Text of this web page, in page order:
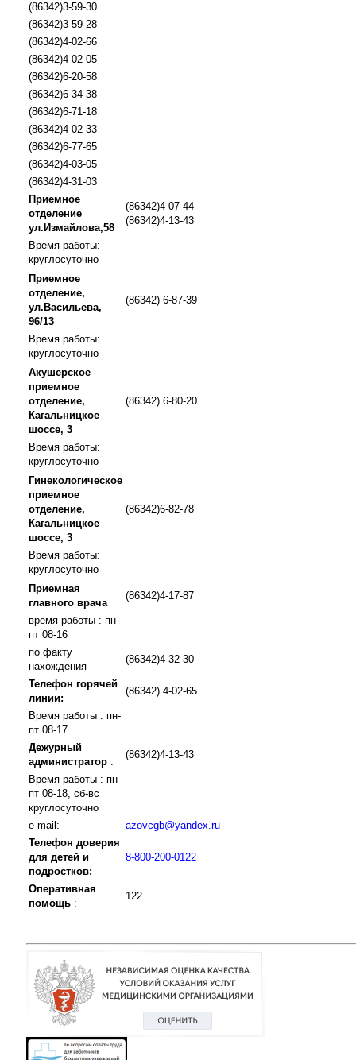
(86342)3-59-30
(86342)3-59-28
(86342)4-02-66
(86342)4-02-05
(86342)6-20-58
(86342)6-34-38
(86342)6-71-18
(86342)4-02-33
(86342)6-77-65
(86342)4-03-05
(86342)4-31-03
Приемное
отделение
ул.Измайлова,58
(86342)4-07-44
(86342)4-13-43
Время работы:
круглосуточно
Приемное
отделение,
ул.Васильева,
96/13
(86342) 6-87-39
Время работы:
круглосуточно
Акушерское
приемное
отделение,
Кагальницкое
шоссе, 3
(86342) 6-80-20
Время работы:
круглосуточно
Гинекологическое
приемное
отделение,
Кагальницкое
шоссе, 3
(86342)6-82-78
Время работы:
круглосуточно
Приемная
главного врача
(86342)4-17-87
время работы : пн-
пт 08-16
по факту
нахождения
(86342)4-32-30
Телефон горячей
линии:
(86342) 4-02-65
Время работы : пн-
пт 08-17
Дежурный
администратор :
(86342)4-13-43
Время работы : пн-
пт 08-18, сб-вс
круглосуточно
e-mail:
azovcgb@yandex.ru
Телефон доверия
для детей и
подростков:
8-800-200-0122
Оперативная
помощь :
122